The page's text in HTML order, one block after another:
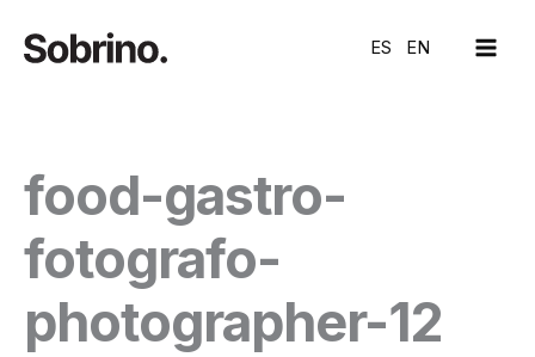
contenido
ES EN
food-gastro-
fotografo-
photographer-12